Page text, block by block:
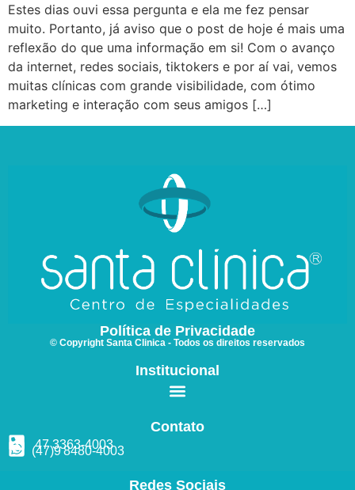
Estes dias ouvi essa pergunta e ela me fez pensar
muito. Portanto, já aviso que o post de hoje é mais uma
reflexão do que uma informação em si! Com o avanço
da internet, redes sociais, tiktokers e por aí vai, vemos
muitas clínicas com grande visibilidade, com ótimo
marketing e interação com seus amigos […]
Política de Privacidade
© Copyright Santa Clinica - Todos os direitos reservados
Institucional
Contato
47 3363-4003
(47)98480-4003
Redes Sociais